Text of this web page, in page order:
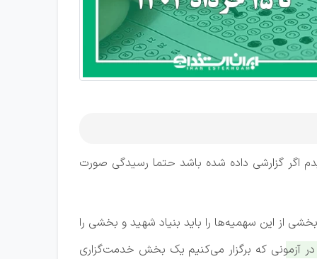
اگر گزارشی داده شده باشد حتما رسیدگی صورت
از این سهمیه‌ها را باید بنیاد شهید و بخشی را
آزمونی که برگزار می‌کنیم یک بخش خدمت‌گزاری